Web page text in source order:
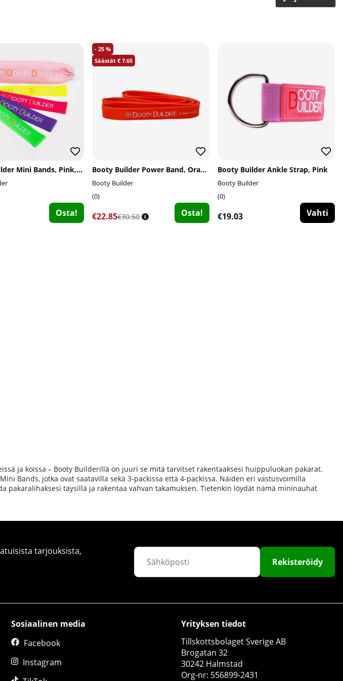
Booty Builder Mini Bands, Pink, 4-pack
Osta!
25
7.65
Booty Builder Power Band, Orange
Booty Builder
0
€22.85€30.50 Osta!
Booty Builder Ankle Strap, Pink
Booty Builder
0
€19.03 Vahti
ja koissa – Booty Builderillä on juuri se mitä tarvitset rakentaaksesi huippuluokan pakarat.
Bands, jotka ovat saatavilla sekä 3-packissa että 4-packissa. Näiden eri vastusvoimilla
pakaralihaksesi täysillä ja rakentaa vahvan takamuksen. Tietenkin löydät nämä mininauhat
tarjouksista,
Rekisteröidy
Sosiaalinen media
Facebook
Instagram
Yrityksen tiedot
Tillskottsbolaget Sverige AB
Brogatan 32
30242 Halmstad
Org-nr: 556899-2431